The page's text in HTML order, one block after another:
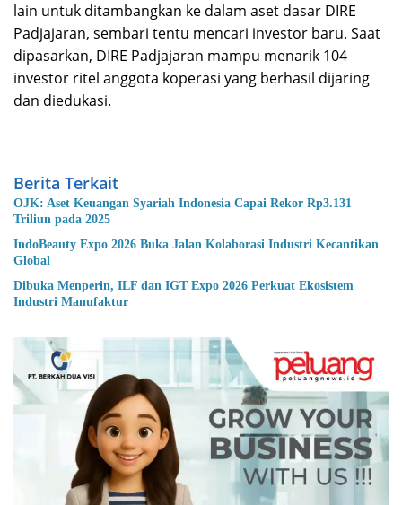
lain untuk ditambangkan ke dalam aset dasar DIRE
Padjajaran, sembari tentu mencari investor baru. Saat
dipasarkan, DIRE Padjajaran mampu menarik 104
investor ritel anggota koperasi yang berhasil dijaring
dan diedukasi.
Berita Terkait
OJK: Aset Keuangan Syariah Indonesia Capai Rekor Rp3.131
Triliun pada 2025
IndoBeauty Expo 2026 Buka Jalan Kolaborasi Industri Kecantikan
Global
Dibuka Menperin, ILF dan IGT Expo 2026 Perkuat Ekosistem
Industri Manufaktur